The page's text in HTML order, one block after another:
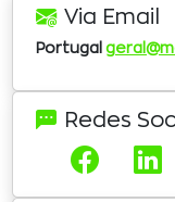
Via Email
Portugal
Redes